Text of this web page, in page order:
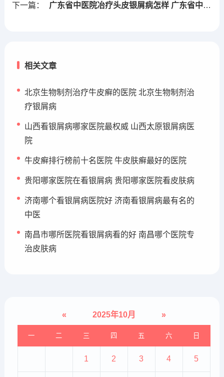
下一篇：
广东省中医院冶疗头皮银屑病怎样 广东省中医院银屑病哪个医生好
相关文章
北京生物制剂治疗牛皮癣的医院 北京生物制剂治
疗银屑病
山西看银屑病哪家医院最权威 山西太原银屑病医
院
牛皮癣排行榜前十名医院 牛皮肤癣最好的医院
贵阳哪家医院在看银屑病 贵阳哪家医院看皮肤病
济南哪个看银屑病医院好 济南看银屑病最有名的
中医
南昌市哪所医院看银屑病看的好 南昌哪个医院专
治皮肤病
« 2025年10月 »
一 二 三 四 五 六 日
1 2 3 4 5